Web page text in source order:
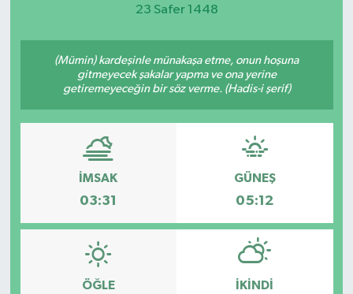
23 Safer 1448
(Mümin) kardeşinle münakaşa etme, onun hoşuna
gitmeyecek şakalar yapma ve ona yerine
getiremeyeceğin bir söz verme. (Hadis-i şerif)
İMSAK
03:31
GÜNEŞ
05:12
ÖĞLE İKINDI
Resmi Reklam
Röportajlar